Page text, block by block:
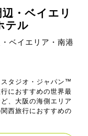
・ベイエリ
テル
ベイエリア・南港
タジオ・ジャパン™
におすすめの世界最
、大阪の海側エリア
西旅行におすすめの